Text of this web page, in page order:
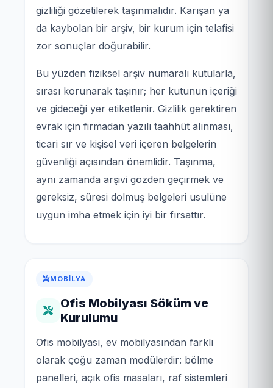
gizliliği gözetilerek taşınmalıdır. Karışan ya
da kaybolan bir arşiv, bir kurum için telafisi
zor sonuçlar doğurabilir.
Bu yüzden fiziksel arşiv numaralı kutularla,
sırası korunarak taşınır; her kutunun içeriği
ve gideceği yer etiketlenir. Gizlilik gerektiren
evrak için firmadan yazılı taahhüt alınması,
ticari sır ve kişisel veri içeren belgelerin
güvenliği açısından önemlidir. Taşınma,
aynı zamanda arşivi gözden geçirmek ve
gereksiz, süresi dolmuş belgeleri usulüne
uygun imha etmek için iyi bir fırsattır.
MOBILYA
Ofis Mobilyası Söküm ve
Kurulumu
Ofis mobilyası, ev mobilyasından farklı
olarak çoğu zaman modülerdir: bölme
panelleri, açık ofis masaları, raf sistemleri